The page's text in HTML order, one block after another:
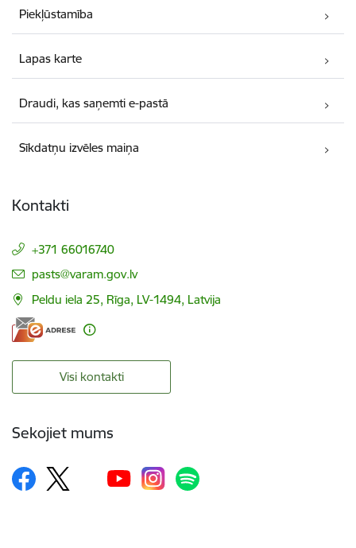
Piekļūstamība
Lapas karte
Draudi, kas saņemti e-pastā
Sīkdatņu izvēles maiņa
Kontakti
+371 66016740
E-pasts:
pasts@varam.gov.lv
Peldu iela 25, Rīga, LV-1494, Latvija
Visi kontakti
Sekojiet mums